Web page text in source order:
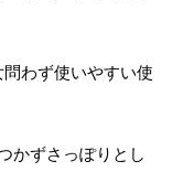
わず使いやすい使
かずさっぽりとし